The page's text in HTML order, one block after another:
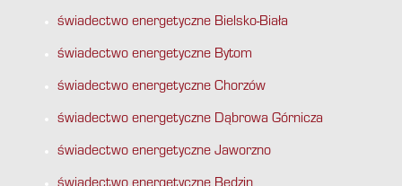
świadectwo energetyczne Bielsko-Biała
świadectwo energetyczne Bytom
świadectwo energetyczne Chorzów
świadectwo energetyczne Dąbrowa Górnicza
świadectwo energetyczne Jaworzno